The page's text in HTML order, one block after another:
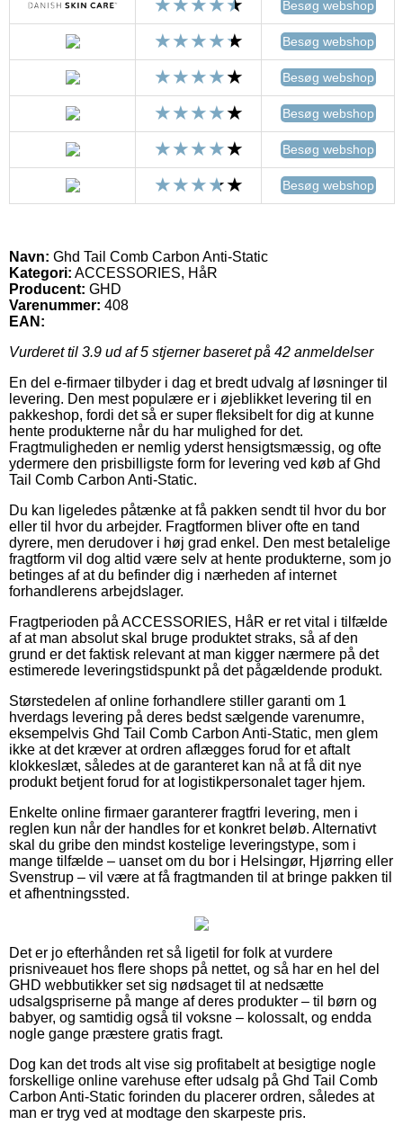
Besøg webshop
Besøg webshop
Besøg webshop
Besøg webshop
Besøg webshop
Besøg webshop
Navn: Ghd Tail Comb Carbon Anti-Static
Kategori: ACCESSORIES, HåR
Producent: GHD
Varenummer: 408
EAN:
Vurderet til 3.9 ud af 5 stjerner baseret på 42 anmeldelser
En del e-firmaer tilbyder i dag et bredt udvalg af løsninger til
levering. Den mest populære er i øjeblikket levering til en
pakkeshop, fordi det så er super fleksibelt for dig at kunne
hente produkterne når du har mulighed for det.
Fragtmuligheden er nemlig yderst hensigtsmæssig, og ofte
ydermere den prisbilligste form for levering ved køb af Ghd
Tail Comb Carbon Anti-Static.
Du kan ligeledes påtænke at få pakken sendt til hvor du bor
eller til hvor du arbejder. Fragtformen bliver ofte en tand
dyrere, men derudover i høj grad enkel. Den mest betalelige
fragtform vil dog altid være selv at hente produkterne, som jo
betinges af at du befinder dig i nærheden af internet
forhandlerens arbejdslager.
Fragtperioden på ACCESSORIES, HåR er ret vital i tilfælde
af at man absolut skal bruge produktet straks, så af den
grund er det faktisk relevant at man kigger nærmere på det
estimerede leveringstidspunkt på det pågældende produkt.
Størstedelen af online forhandlere stiller garanti om 1
hverdags levering på deres bedst sælgende varenumre,
eksempelvis Ghd Tail Comb Carbon Anti-Static, men glem
ikke at det kræver at ordren aflægges forud for et aftalt
klokkeslæt, således at de garanteret kan nå at få dit nye
produkt betjent forud for at logistikpersonalet tager hjem.
Enkelte online firmaer garanterer fragtfri levering, men i
reglen kun når der handles for et konkret beløb. Alternativt
skal du gribe den mindst kostelige leveringstype, som i
mange tilfælde – uanset om du bor i Helsingør, Hjørring eller
Svenstrup – vil være at få fragtmanden til at bringe pakken til
et afhentningssted.
Det er jo efterhånden ret så ligetil for folk at vurdere
prisniveauet hos flere shops på nettet, og så har en hel del
GHD webbutikker set sig nødsaget til at nedsætte
udsalgspriserne på mange af deres produkter – til børn og
babyer, og samtidig også til voksne – kolossalt, og endda
nogle gange præstere gratis fragt.
Dog kan det trods alt vise sig profitabelt at besigtige nogle
forskellige online varehuse efter udsalg på Ghd Tail Comb
Carbon Anti-Static forinden du placerer ordren, således at
man er tryg ved at modtage den skarpeste pris.